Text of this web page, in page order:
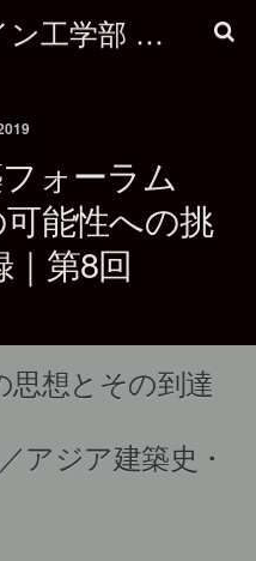
法政大学デザイン工学部 建築学科
ォーラム
能性への挑
第8回
思想とその到達
アジア建築史・